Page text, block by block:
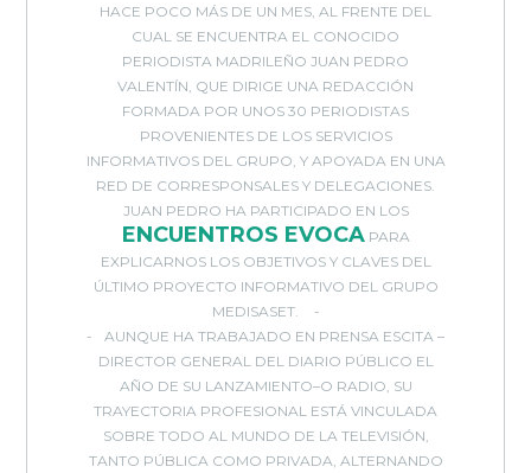
HACE POCO MÁS DE UN MES, AL FRENTE DEL
CUAL SE ENCUENTRA EL CONOCIDO
PERIODISTA MADRILEÑO JUAN PEDRO
VALENTÍN, QUE DIRIGE UNA REDACCIÓN
FORMADA POR UNOS 30 PERIODISTAS
PROVENIENTES DE LOS SERVICIOS
INFORMATIVOS DEL GRUPO, Y APOYADA EN UNA
RED DE CORRESPONSALES Y DELEGACIONES.
JUAN PEDRO HA PARTICIPADO EN LOS
ENCUENTROS EVOCAPARA
EXPLICARNOS LOS OBJETIVOS Y CLAVES DEL
ÚLTIMO PROYECTO INFORMATIVO DEL GRUPO
MEDISASET.
AUNQUE HA TRABAJADO EN PRENSA ESCITA –
DIRECTOR GENERAL DEL DIARIO PÚBLICO EL
AÑO DE SU LANZAMIENTO–O RADIO, SU
TRAYECTORIA PROFESIONAL ESTÁ VINCULADA
SOBRE TODO AL MUNDO DE LA TELEVISIÓN,
TANTO PÚBLICA COMO PRIVADA, ALTERNANDO